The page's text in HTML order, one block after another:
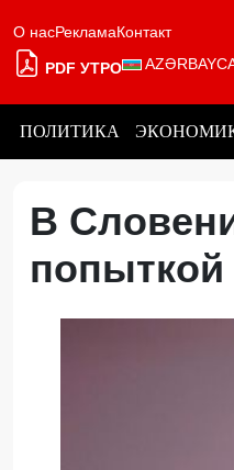
О насРекламаКонтакт
PDF УТРО
ПОЛИТИКА
В
попыткой